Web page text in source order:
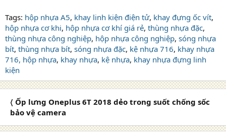
Tags: hộp nhựa A5, khay linh kiện điện tử, khay đựng ốc vít,
hộp nhựa cơ khi, hộp nhựa cơ khí giá rẻ, thùng nhựa đặc,
thùng nhựa công nghiệp, hộp nhựa công nghiệp, sóng nhựa
bít, thùng nhựa bít, sóng nhựa đặc, kệ nhựa 716, khay nhựa
716, hộp nhựa, khay nhựa, kệ nhựa, khay nhựa đựng linh
kiện
〈 Ốp lưng Oneplus 6T 2018 dẻo trong suốt chống sốc
bảo vệ camera